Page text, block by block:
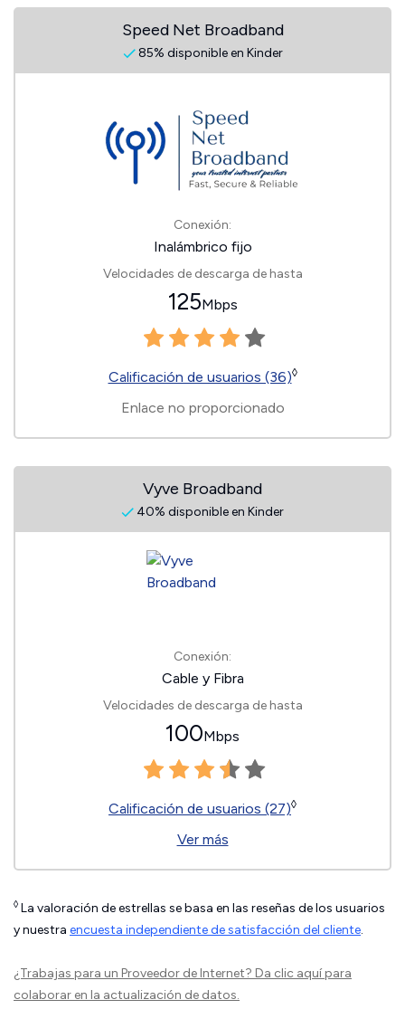
Speed Net Broadband
85% disponible en Kinder
Conexión:
Inalámbrico fijo
Velocidades de descarga de hasta
125Mbps
Calificación de usuarios (36)◊
Enlace no proporcionado
Vyve Broadband
40% disponible en Kinder
Conexión:
Cable y Fibra
Velocidades de descarga de hasta
100Mbps
Calificación de usuarios (27)◊
Ver más
◊ La valoración de estrellas se basa en las reseñas de los usuarios
y nuestra encuesta independiente de satisfacción del cliente.
¿Trabajas para un Proveedor de Internet? Da clic aquípara
colaborar en la actualización de datos.